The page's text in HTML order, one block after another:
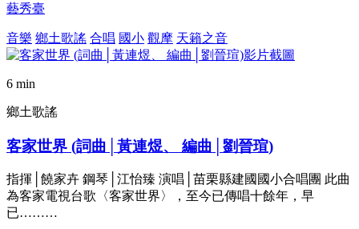
藝秀臺
音樂 鄉土歌謠 合唱 國小 觀摩 天籟之音
6 min
鄉土歌謠
客家世界 (詞曲│黃連煜、 編曲│劉晉瑄)
指揮│饒家卉 鋼琴│江怡臻 演唱│苗栗縣建國國小合唱團 此曲
為客家電視台歌〈客家世界〉，至今已傳唱十餘年，早
已………